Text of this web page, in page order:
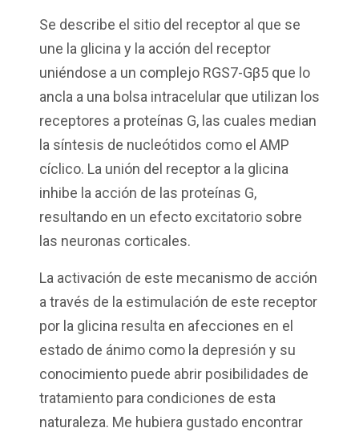
Se describe el sitio del receptor al que se
une la glicina y la acción del receptor
uniéndose a un complejo RGS7-Gβ5 que lo
ancla a una bolsa intracelular que utilizan los
receptores a proteínas G, las cuales median
la síntesis de nucleótidos como el AMP
cíclico. La unión del receptor a la glicina
inhibe la acción de las proteínas G,
resultando en un efecto excitatorio sobre
las neuronas corticales.
La activación de este mecanismo de acción
a través de la estimulación de este receptor
por la glicina resulta en afecciones en el
estado de ánimo como la depresión y su
conocimiento puede abrir posibilidades de
tratamiento para condiciones de esta
naturaleza. Me hubiera gustado encontrar